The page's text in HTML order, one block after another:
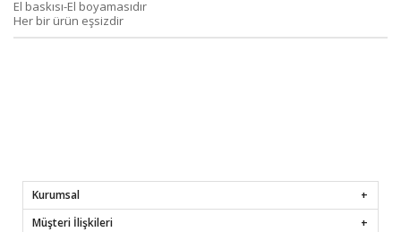
El baskısı-El boyamasıdır
Her bir ürün eşsizdir
Kurumsal
Müşteri İlişkileri